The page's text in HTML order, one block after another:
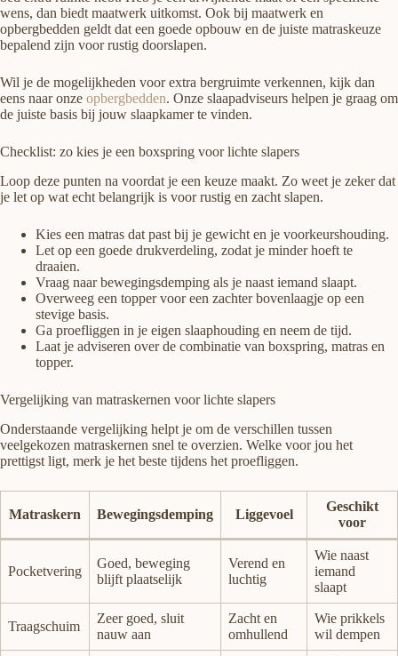
wens, dan biedt maatwerk uitkomst. Ook bij maatwerk en
opbergbedden geldt dat een goede opbouw en de juiste matraskeuze
bepalend zijn voor rustig doorslapen.
Wil je de mogelijkheden voor extra bergruimte verkennen, kijk dan
eens naar onze opbergbedden. Onze slaapadviseurs helpen je graag om
de juiste basis bij jouw slaapkamer te vinden.
Checklist: zo kies je een boxspring voor lichte slapers
Loop deze punten na voordat je een keuze maakt. Zo weet je zeker dat
je let op wat echt belangrijk is voor rustig en zacht slapen.
Kies een matras dat past bij je gewicht en je voorkeurshouding.
Let op een goede drukverdeling, zodat je minder hoeft te
draaien.
Vraag naar bewegingsdemping als je naast iemand slaapt.
Overweeg een topper voor een zachter bovenlaagje op een
stevige basis.
Ga proefliggen in je eigen slaaphouding en neem de tijd.
Laat je adviseren over de combinatie van boxspring, matras en
topper.
Vergelijking van matraskernen voor lichte slapers
Onderstaande vergelijking helpt je om de verschillen tussen
veelgekozen matraskernen snel te overzien. Welke voor jou het
prettigst ligt, merk je het beste tijdens het proefliggen.
Matraskern Bewegingsdemping Liggevoel
Geschikt
voor
Pocketvering
Goed, beweging
blijft plaatselijk
Verend en
luchtig
Wie naast
iemand
slaapt
Traagschuim
Zeer goed, sluit
nauw aan
Zacht en
omhullend
Wie prikkels
wil dempen